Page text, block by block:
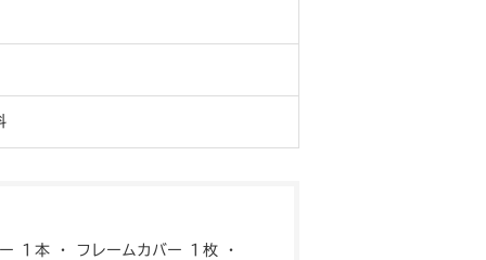
１本 ・ フレームカバー １枚 ・